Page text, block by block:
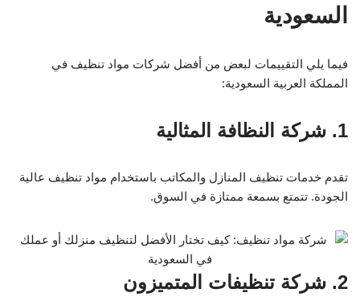
السعودية
فيما يلي التقييمات لبعض من أفضل شركات مواد تنظيف في
المملكة العربية السعودية:
1. شركة النظافة المثالية
تقدم خدمات تنظيف المنازل والمكاتب باستخدام مواد تنظيف عالية
الجودة. تتمتع بسمعة ممتازة في السوق.
2. شركة تنظيفات المتميزون